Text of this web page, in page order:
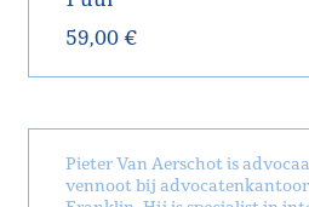
59,00 €
Pieter Van Aerschot is
vennoot bij